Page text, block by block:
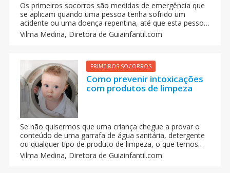
Os primeiros socorros são medidas de emergência que
se aplicam quando uma pessoa tenha sofrido um
acidente ou uma doença repentina, até que esta pessoa
possa receber atendimento médico adequado.
Vilma Medina, Diretora de Guiainfantil.com
PRIMEIROS SOCORROS
Como prevenir intoxicações
com produtos de limpeza
Se não quisermos que uma criança chegue a provar o
conteúdo de uma garrafa de água sanitária, detergente
ou qualquer tipo de produto de limpeza, o que temos
que evitar é que a criança se aproxime dele. A
curiosidade da criança não tem fim.
Vilma Medina, Diretora de Guiainfantil.com